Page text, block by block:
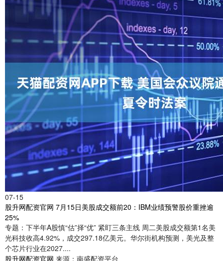
07-15
股升网配资官网 7月15日美股成交额前20：IBM业绩预警股价重挫逾
25%
专题：下半年A股慎“估”择“优” 紧盯三条主线 周二美股成交额第1名美
光科技收高4.92%，成交297.18亿美元。华尔街机构预测，美光及整
个芯片行业在2027....
股升网配资官网 来源：南盛配资平台